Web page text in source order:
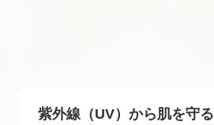
紫外線（UV）から肌を守る